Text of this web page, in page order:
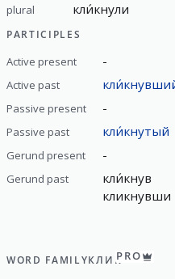
plural кли́кнули
PARTICIPLES
Active present -
Active past
Passive present -
Passive past кли́кнутый
Gerund present -
Gerund past
кли́кнув
кликнувши
WORD FAMILYКЛИКPRO